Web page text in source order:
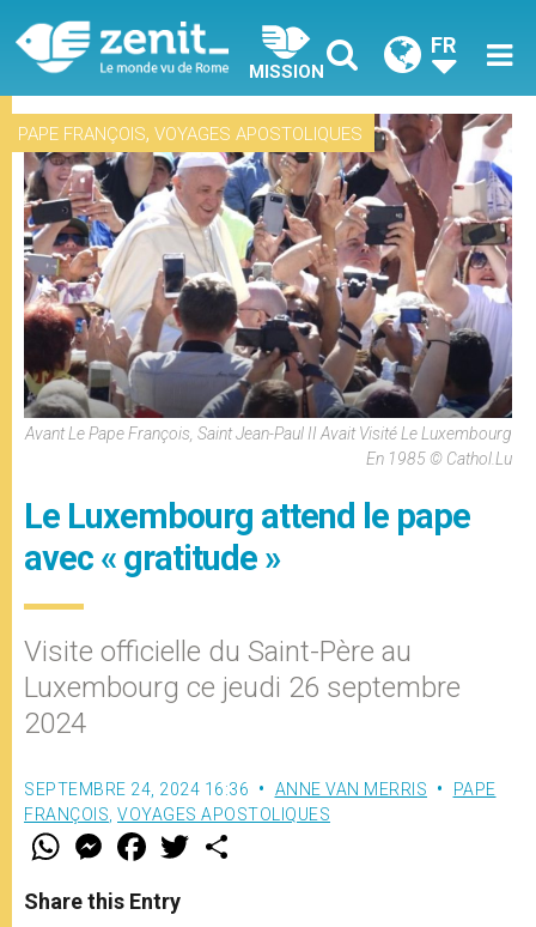
MISSION
FR
PAPE FRANÇOIS, VOYAGES APOSTOLIQUES
Avant Le Pape François, Saint Jean-Paul II Avait Visité Le Luxembourg
En 1985 © Cathol.lu
Le Luxembourg attend le pape
avec « gratitude »
Visite officielle du Saint-Père au
Luxembourg ce jeudi 26 septembre
2024
SEPTEMBRE 24, 2024 16:36 ANNE VAN MERRIS
PAPE
FRANÇOIS VOYAGES APOSTOLIQUES
W
t
s
M
e
s
e
F
a
e
b
w
Share this Entry